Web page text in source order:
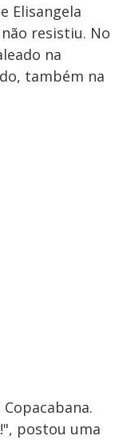
Elisangela
resistiu. No
na
também na
postou uma